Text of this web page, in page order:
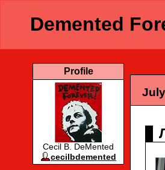
Demented
Profile
Cecil B. DeMented
cecilbdemented